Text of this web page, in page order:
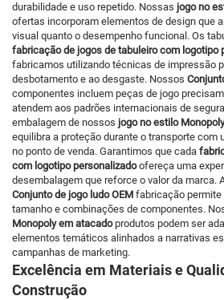
durabilidade e uso repetido. Nossas jogo no
ofertas incorporam elementos de design que
visual quanto o desempenho funcional. Os
fabricação de jogos de tabuleiro com logotipo
fabricamos utilizando técnicas de impressão
desbotamento e ao desgaste. Nossos
componentes incluem peças de jogo
atendem aos padrões internacionais de
embalagem de nossos jogo no estilo
equilibra a proteção durante o transporte com
no ponto de venda. Garantimos que cada
com logotipo personalizadoofereça uma
desembalagem que reforce o valor da marca.
Conjunto de jogo ludo OEM fabricação
tamanho e combinações de componentes.
Monopoly em atacado produtos podem ser
elementos temáticos alinhados a narrativas
campanhas de marketing.
Excelência em Materiais e
Construção